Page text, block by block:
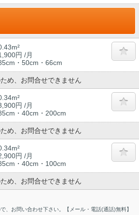
円 /月
・50cm・66cm
め、お問合せできません
円 /月
・40cm・200cm
め、お問合せできません
円 /月
・40cm・100cm
め、お問合せできません
、お問い合わせ下さい。【メール・電話(通話)無料】